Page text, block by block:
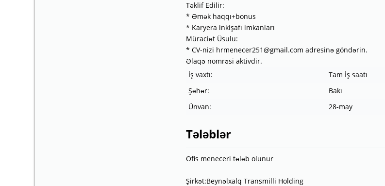
Təklif Edilir:
* Əmək haqqı+bonus
* Karyera inkişafı imkanları
Müraciət Üsulu:
* CV-nizi hrmenecer251@gmail.com adresinə göndərin.
Əlaqə nömrəsi aktivdir.
İş vaxtı:
Tam İş saatı
Şəhər:
Bakı
Ünvan:
28-may
Tələblər
Ofis meneceri tələb olunur
Şirkət:Beynəlxalq Transmilli Holding